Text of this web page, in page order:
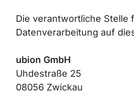
Die verantwortliche Stelle
Datenverarbeitung auf
ubion GmbH
Uhdestraße 25
08056 Zwickau